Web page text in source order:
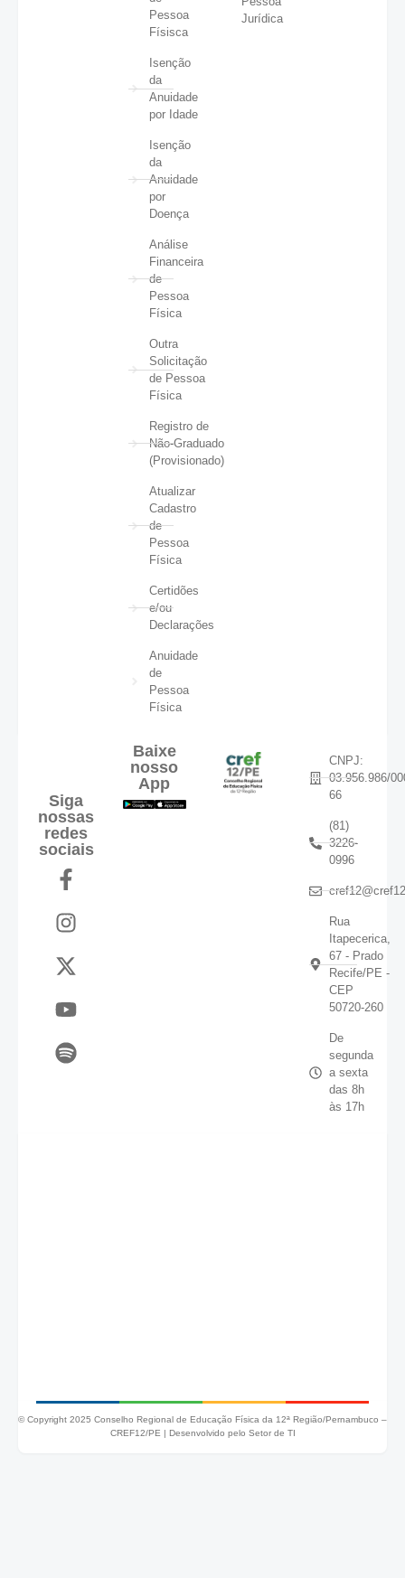
Pessoa
Físisca
Isenção
da
Anuidade
por Idade
Isenção
da
Anuidade
por
Doença
Análise
Financeira
de
Pessoa
Física
Outra
Solicitação
de Pessoa
Física
Registro de
Não-Graduado
(Provisionado)
Atualizar
Cadastro
de
Pessoa
Física
Certidões
e/ou
Declarações
Anuidade
de
Pessoa
Física
Jurídica
Siga
nossas
redes
sociais
Baixe
nosso
App
CNPJ:
03.956.986/
66
(81)
3226-
0996
Rua
Itapecerica,
67 - Prado
Recife/PE -
CEP
50720-260
De
segunda
a sexta
das 8h
às 17h
© Copyright 2025 Conselho Regional de Educação Física da 12ª Região/Pernambuco –
CREF12/PE |
Desenvolvido pelo Setor de TI